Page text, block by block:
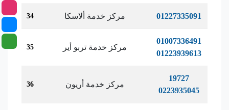
34 مركز خدمة ألاسكا 01227335091
35 مركز خدمة تربو أير
01007336491
01223939613
36 مركز خدمة أريون
19727
0223935045